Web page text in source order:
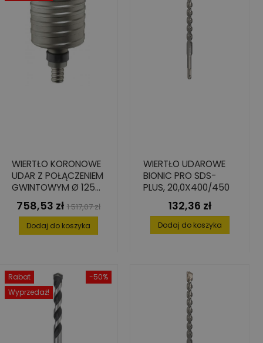
WIERTŁO KORONOWE
UDAR Z POŁĄCZENIEM
GWINTOWYM Ø 125
MM
Cena
758,53 zł Cena
podstawowa
1 517,07 zł
Dodaj do koszyka
WIERTŁO UDAROWE
BIONIC PRO SDS-
PLUS, 20,0X400/450
Cena
132,36 zł
Dodaj do koszyka
-50%
Rabat
Wyprzedaż!